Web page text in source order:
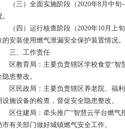
（三）全面实施阶段（2020年8月中
（四）运行核查阶段（2020年10月
的安装使用燃气泄漏安全保护装置情况
三、工作责任
区教育局：主要负责辖区学校食堂“
隐患整改。
区民政局：主要负责辖区养老院、福
设施设备的检查，督促安全隐患整改。
区住建局：牵头推广“智慧云平台燃
市有关部门做好城镇燃气安全工作。